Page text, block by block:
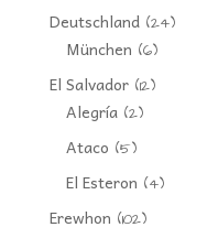
Deutschland(24)
München (6)
El Salvador(12)
Alegría(2)
Ataco (5)
El Esteron (4)
Erewhon (102)